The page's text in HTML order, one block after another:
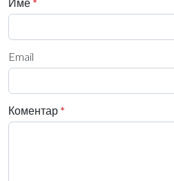
Email
Коментар *